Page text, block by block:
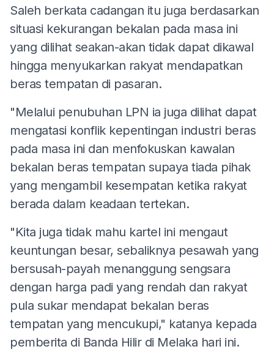
Saleh berkata cadangan itu juga berdasarkan
situasi kekurangan bekalan pada masa ini
yang dilihat seakan-akan tidak dapat dikawal
hingga menyukarkan rakyat mendapatkan
beras tempatan di pasaran.
"Melalui penubuhan LPN ia juga dilihat dapat
mengatasi konflik kepentingan industri beras
pada masa ini dan menfokuskan kawalan
bekalan beras tempatan supaya tiada pihak
yang mengambil kesempatan ketika rakyat
berada dalam keadaan tertekan.
"Kita juga tidak mahu kartel ini mengaut
keuntungan besar, sebaliknya pesawah yang
bersusah-payah menanggung sengsara
dengan harga padi yang rendah dan rakyat
pula sukar mendapat bekalan beras
tempatan yang mencukupi," katanya kepada
pemberita di Banda Hilir di Melaka hari ini.